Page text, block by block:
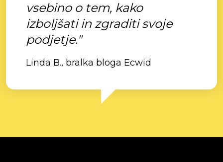
vsebino o tem, kako
izboljšati in zgraditi svoje
podjetje."
Linda B., bralka bloga Ecwid